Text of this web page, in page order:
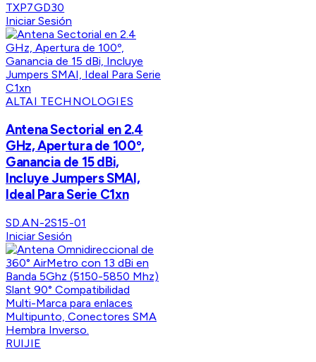
TXP7GD30
Iniciar Sesión
ALTAI TECHNOLOGIES
Antena Sectorial en 2.4
GHz, Apertura de 100º,
Ganancia de 15 dBi,
Incluye Jumpers SMAI,
Ideal Para Serie C1xn
SD.AN-2S15-01
Iniciar Sesión
RUIJIE